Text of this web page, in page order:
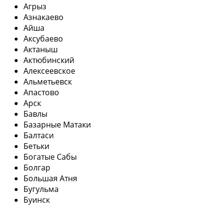
Агрыз
Азнакаево
Айша
Аксубаево
Актаныш
Актюбинский
Алексеевское
Альметьевск
Апастово
Арск
Бавлы
Базарные Матаки
Балтаси
Бетьки
Богатые Сабы
Болгар
Большая Атня
Бугульма
Буинск